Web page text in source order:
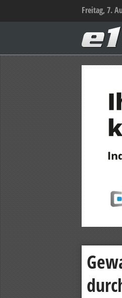
Freitag, 7.
–
Das